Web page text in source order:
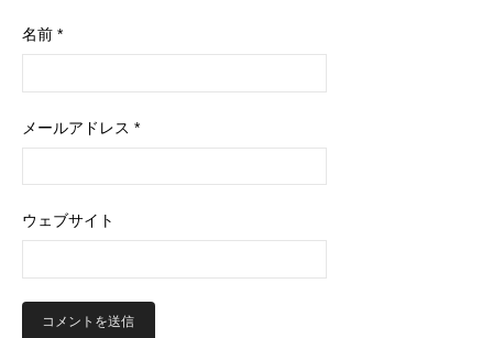
n
名前 *
メールアドレス *
ウェブサイト